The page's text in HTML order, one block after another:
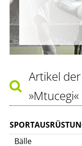
Artikel
»Mtucegi«
Bälle